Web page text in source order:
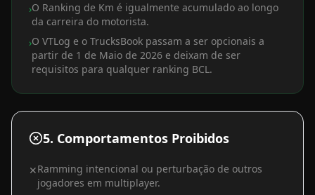
›O Ranking de Km é igualmente acumulado ao longo
da carreira do motorista.
›O VTLog e o TrucksBook passam a ser opcionais a
partir de 1 de Maio de 2026 e deixam de ser
requisitos para qualquer ranking BCL.
5. Comportamentos Proibidos
✕Ramming intencional ou perturbação de outros
jogadores em multiplayer.